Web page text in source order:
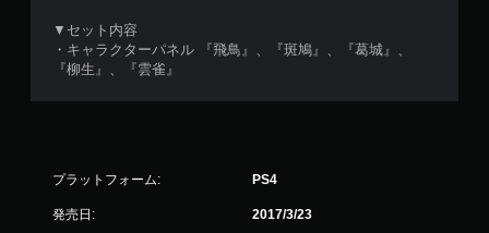
▼セット内容
・キャラクターパネル 『飛鳥』、『斑鳩』、『葛城』、
『柳生』、『雲雀』
プラットフォーム: PS4
発売日: 2017/3/23